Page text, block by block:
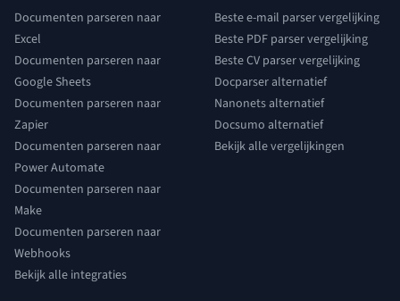
Documenten parseren naar
Excel
Documenten parseren naar
Google Sheets
Documenten parseren naar
Zapier
Documenten parseren naar
Power Automate
Documenten parseren naar
Make
Documenten parseren naar
Webhooks
Bekijk alle integraties
Beste e-mail parser vergelijking
Beste PDF parser vergelijking
Beste CV parser vergelijking
Docparser alternatief
Nanonets alternatief
Docsumo alternatief
Bekijk alle vergelijkingen